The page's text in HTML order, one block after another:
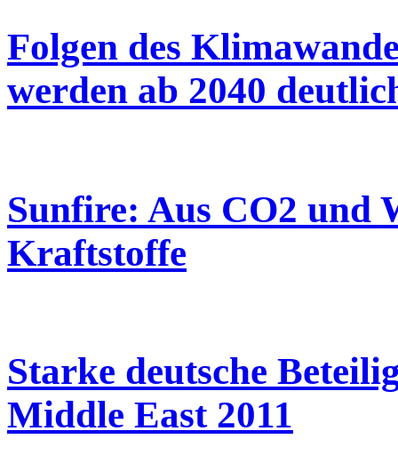
Folgen des
werden ab 2040
Sunfire: Aus CO2 und
Kraftstoffe
Starke deutsche
Middle East 2011